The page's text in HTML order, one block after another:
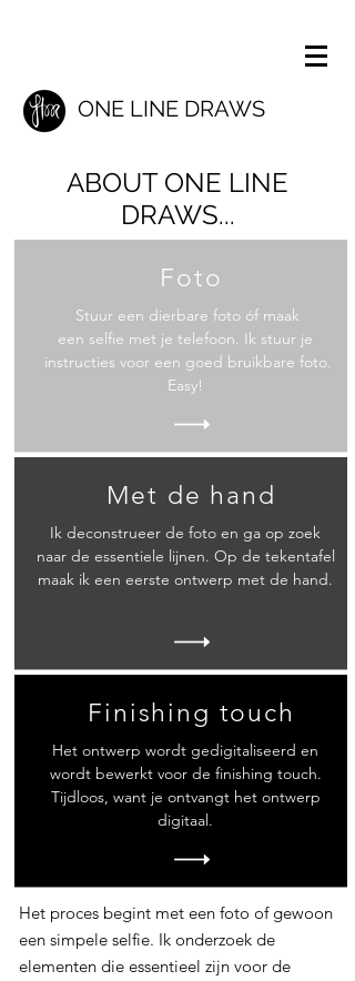
ONE LINE DRAWS
ABOUT ONE LINE
DRAWS...
Het proces begint met een foto of gewoon
een simpele selfie. Ik onderzoek de
elementen die essentieel zijn voor de
Foto
Stuur een dierbare foto óf maak
een selfie met je telefoon. Ik stuur je
instructies voor een goed bruikbare foto.
Easy!
Met de hand
Ik deconstrueer de foto en ga op zoek
naar de essentiele lijnen. Op de tekentafel
maak ik een eerste ontwerp met de hand.
Finishing touch
Het ontwerp wordt gedigitaliseerd en
wordt bewerkt voor de finishing touch.
Tijdloos, want je ontvangt het ontwerp
digitaal.